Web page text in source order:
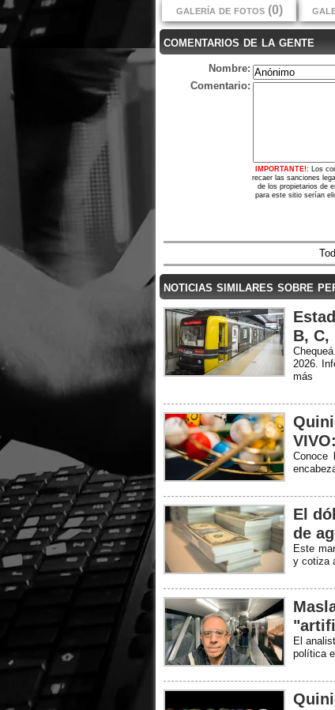
galería de fotos (0)
comentarios de la gente
Nombre:
Comentario:
IMPORTANTE!: Los
recaer las sanciones
de los propietarios de
para este sitio serían
noticias similares sobre
B, C,
2026.
más
Conoce
El
de
Este
y cotiza
El
política